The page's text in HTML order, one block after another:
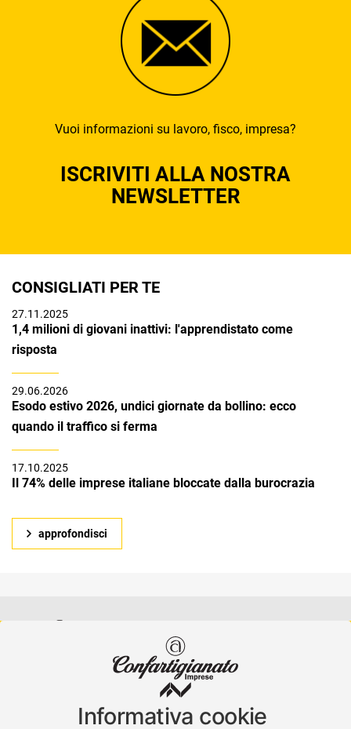
Vuoi informazioni su lavoro, fisco, impresa?
ISCRIVITI ALLA NOSTRA
NEWSLETTER
CONSIGLIATI PER TE
27.11.2025
1,4 milioni di giovani inattivi: l'apprendistato come
risposta
29.06.2026
Esodo estivo 2026, undici giornate da bollino: ecco
quando il traffico si ferma
17.10.2025
Il 74% delle imprese italiane bloccate dalla burocrazia
approfondisci
Confartigianato Imprese Varese
0332 256111-Fax. 0332 256200
Informativa cookie